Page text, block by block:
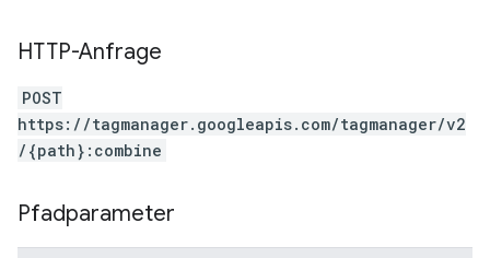
HTTP-Anfrage
POST
https://tagmanager.googleapis.com/tagmanager/v2
/{path}:combine
Pfadparameter